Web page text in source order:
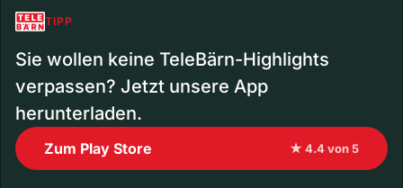
TIPP
Sie wollen keine TeleBärn-Highlights
verpassen? Jetzt unsere App
herunterladen.
Zum Play Store ★ 4.4 von 5